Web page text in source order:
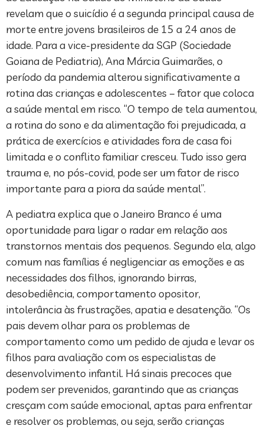
revelam que o suicídio é a segunda principal causa de
morte entre jovens brasileiros de 15 a 24 anos de
idade. Para a vice-presidente da SGP (Sociedade
Goiana de Pediatria), Ana Márcia Guimarães, o
período da pandemia alterou significativamente a
rotina das crianças e adolescentes – fator que coloca
a saúde mental em risco. “O tempo de tela aumentou,
a rotina do sono e da alimentação foi prejudicada, a
prática de exercícios e atividades fora de casa foi
limitada e o conflito familiar cresceu. Tudo isso gera
trauma e, no pós-covid, pode ser um fator de risco
importante para a piora da saúde mental”.
A pediatra explica que o Janeiro Branco é uma
oportunidade para ligar o radar em relação aos
transtornos mentais dos pequenos. Segundo ela, algo
comum nas famílias é negligenciar as emoções e as
necessidades dos filhos, ignorando birras,
desobediência, comportamento opositor,
intolerância às frustrações, apatia e desatenção. “Os
pais devem olhar para os problemas de
comportamento como um pedido de ajuda e levar os
filhos para avaliação com os especialistas de
desenvolvimento infantil. Há sinais precoces que
podem ser prevenidos, garantindo que as crianças
cresçam com saúde emocional, aptas para enfrentar
e resolver os problemas, ou seja, serão crianças